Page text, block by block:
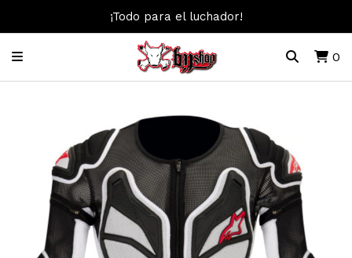
¡Todo para el luchador!
0